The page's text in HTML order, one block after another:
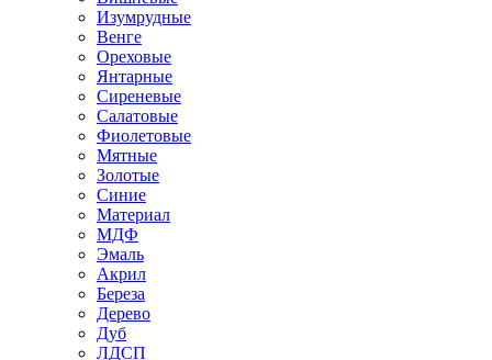
Изумрудные
Венге
Ореховые
Янтарные
Сиреневые
Салатовые
Фиолетовые
Мятные
Золотые
Синие
Материал
МДФ
Эмаль
Акрил
Береза
Дерево
Дуб
ЛДСП